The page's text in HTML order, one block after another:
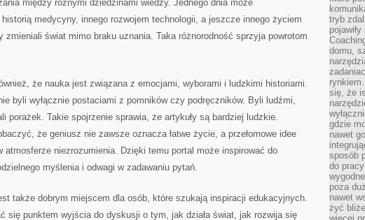
między różnymi dziedzinami wiedzy. Jednego dnia może
medycyny, innego rozwojem technologii, a jeszcze innego życiem
zmieniali świat mimo braku uznania. Taka różnorodność sprzyja powrotom
że nauka jest związana z emocjami, wyborami i ludzkimi historiami.
byli wyłącznie postaciami z pomników czy podręczników. Byli ludźmi,
porażek. Takie spojrzenie sprawia, że artykuły są bardziej ludzkie.
że geniusz nie zawsze oznacza łatwe życie, a przełomowe idee
atmosferze niezrozumienia. Dzięki temu portal może inspirować do
myślenia i odwagi w zadawaniu pytań.
także dobrym miejscem dla osób, które szukają inspiracji edukacyjnych.
się punktem wyjścia do dyskusji o tym, jak działa świat, jak rozwija się
tryb
domu,
się, że
gdzie
nawet
sposób
do
poza
nawet
żyć